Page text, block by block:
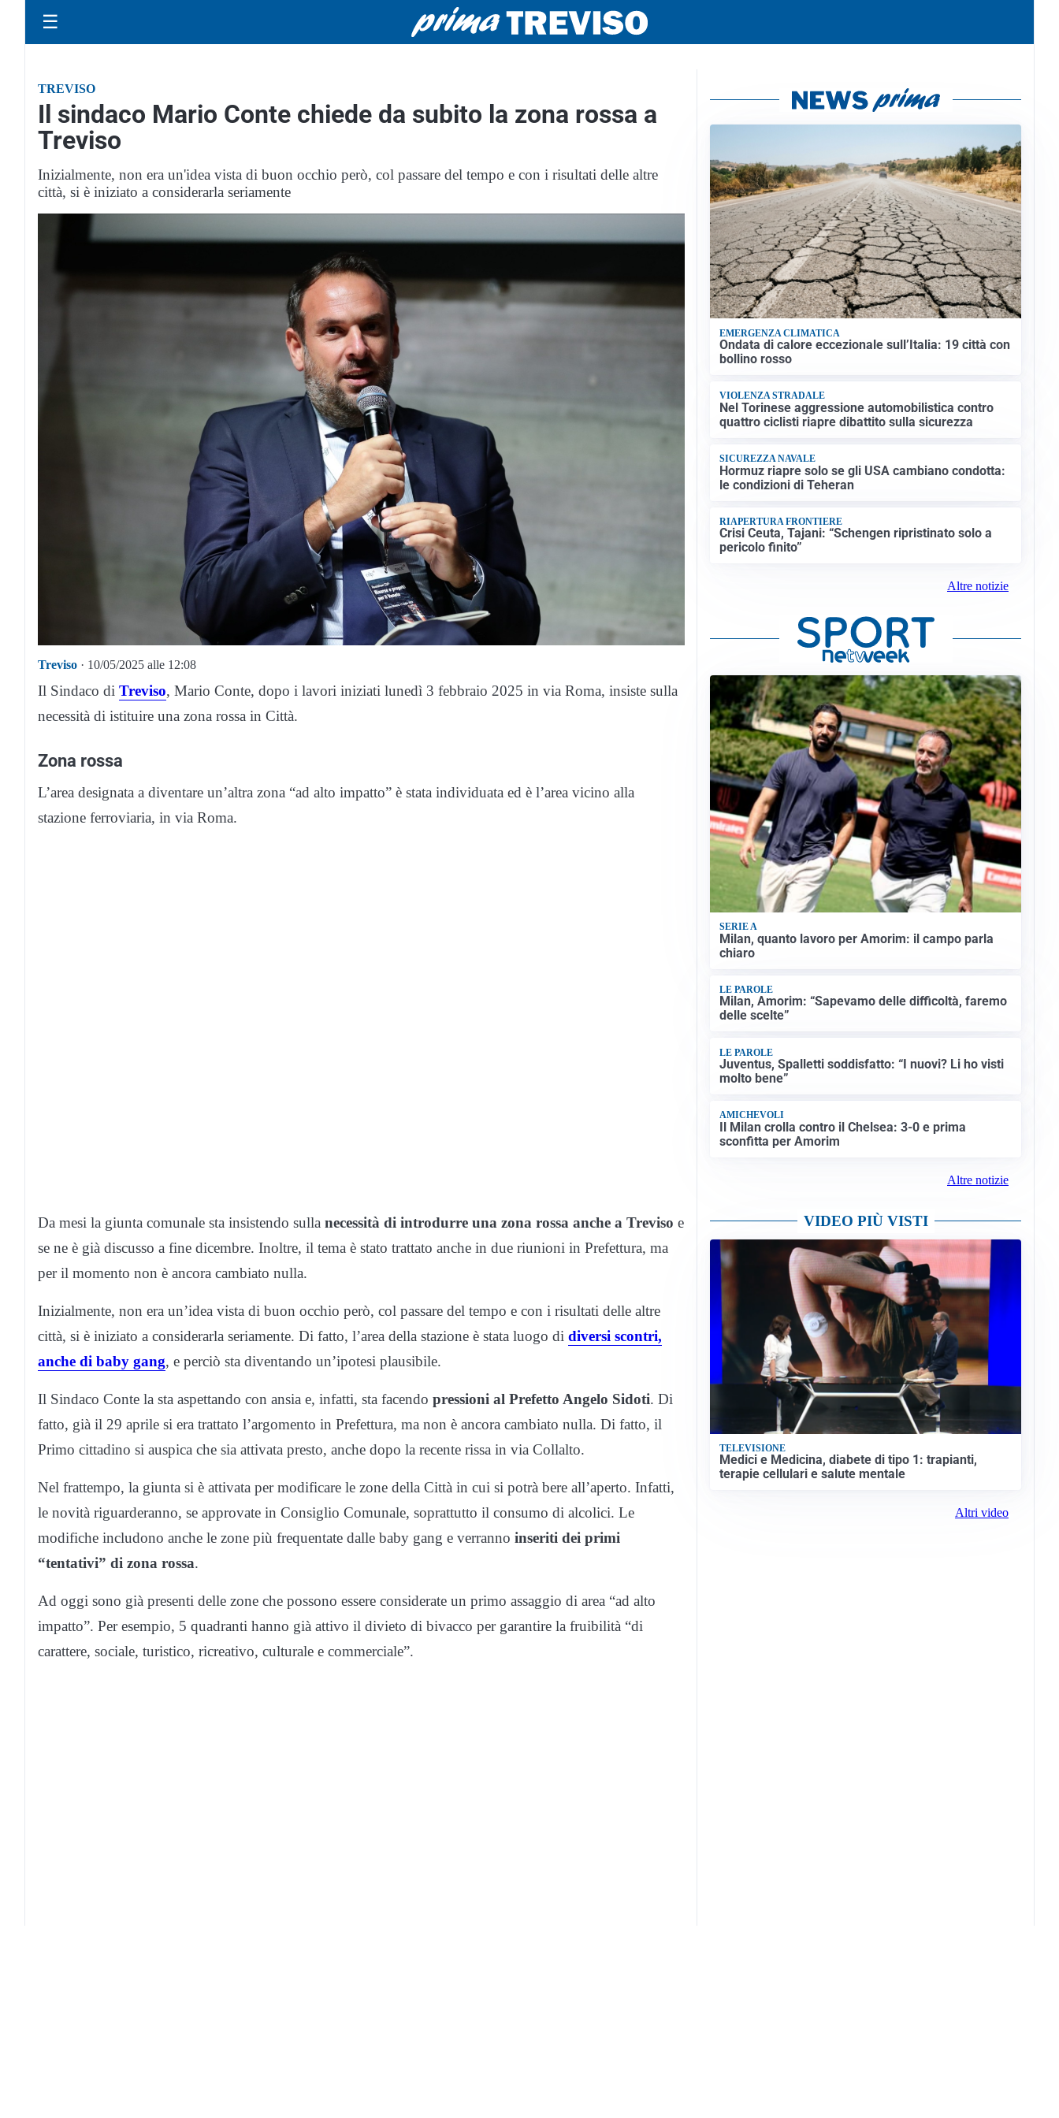
☰
TREVISO
Il sindaco Mario Conte chiede da subito la zona rossa a
Treviso
Inizialmente, non era un'idea vista di buon occhio però, col passare del tempo e con i risultati delle altre
città, si è iniziato a considerarla seriamente
Treviso · 10/05/2025 alle 12:08
Il Sindaco di Treviso, Mario Conte, dopo i lavori iniziati lunedì 3 febbraio 2025 in via Roma, insiste sulla
necessità di istituire una zona rossa in Città.
Zona rossa
L’area designata a diventare un’altra zona “ad alto impatto” è stata individuata ed è l’area vicino alla
stazione ferroviaria, in via Roma.
Da mesi la giunta comunale sta insistendo sulla necessità di introdurre una zona rossa anche a Treviso e
se ne è già discusso a fine dicembre. Inoltre, il tema è stato trattato anche in due riunioni in Prefettura, ma
per il momento non è ancora cambiato nulla.
Inizialmente, non era un’idea vista di buon occhio però, col passare del tempo e con i risultati delle altre
città, si è iniziato a considerarla seriamente. Di fatto, l’area della stazione è stata luogo di diversi scontri,
anche di baby gang, e perciò sta diventando un’ipotesi plausibile.
Il Sindaco Conte la sta aspettando con ansia e, infatti, sta facendo pressioni al Prefetto Angelo Sidoti. Di
fatto, già il 29 aprile si era trattato l’argomento in Prefettura, ma non è ancora cambiato nulla. Di fatto, il
Primo cittadino si auspica che sia attivata presto, anche dopo la recente rissa in via Collalto.
Nel frattempo, la giunta si è attivata per modificare le zone della Città in cui si potrà bere all’aperto. Infatti,
le novità riguarderanno, se approvate in Consiglio Comunale, soprattutto il consumo di alcolici. Le
modifiche includono anche le zone più frequentate dalle baby gang e verranno inseriti dei primi
“tentativi” di zona rossa.
Ad oggi sono già presenti delle zone che possono essere considerate un primo assaggio di area “ad alto
impatto”. Per esempio, 5 quadranti hanno già attivo il divieto di bivacco per garantire la fruibilità “di
carattere, sociale, turistico, ricreativo, culturale e commerciale”.
EMERGENZA CLIMATICA
Ondata di calore eccezionale sull’Italia: 19 città con
bollino rosso
VIOLENZA STRADALE
Nel Torinese aggressione automobilistica contro
quattro ciclisti riapre dibattito sulla sicurezza
SICUREZZA NAVALE
Hormuz riapre solo se gli USA cambiano condotta:
le condizioni di Teheran
RIAPERTURA FRONTIERE
Crisi Ceuta, Tajani: “Schengen ripristinato solo a
pericolo finito”
Altre notizie
SERIE A
Milan, quanto lavoro per Amorim: il campo parla
chiaro
LE PAROLE
Milan, Amorim: “Sapevamo delle difficoltà, faremo
delle scelte”
LE PAROLE
Juventus, Spalletti soddisfatto: “I nuovi? Li ho visti
molto bene”
AMICHEVOLI
Il Milan crolla contro il Chelsea: 3-0 e prima
sconfitta per Amorim
Altre notizie
VIDEO PIÙ VISTI
TELEVISIONE
Medici e Medicina, diabete di tipo 1: trapianti,
terapie cellulari e salute mentale
Altri video